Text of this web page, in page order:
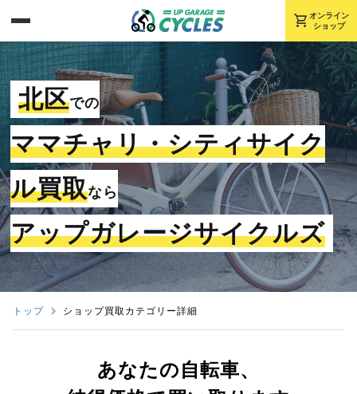
shopping_cart オンライン
ショップ
北区での
ママチャリ・シティサイク
ル買取なら
アップガレージサイクルズ
トップ ショップ買取カテゴリー詳細
あなたの自転車、